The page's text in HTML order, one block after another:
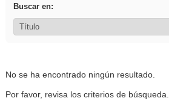
Buscar en:
No se ha encontrado ningún resultado.
Por favor, revisa los criterios de búsqueda.